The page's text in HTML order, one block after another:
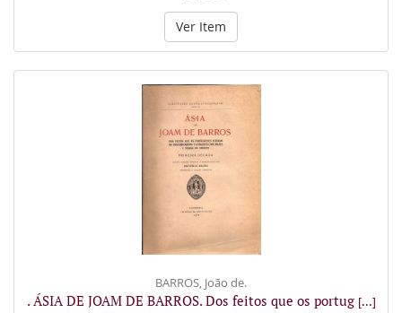
Ver Item
BARROS, João de.
. ÁSIA DE JOAM DE BARROS. Dos feitos que os portug [...]